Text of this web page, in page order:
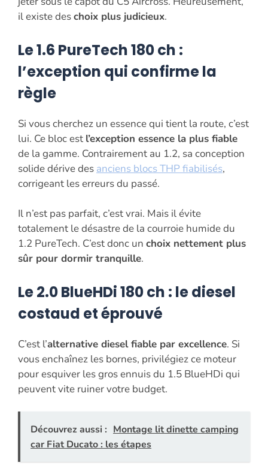
il existe deschoix plus judicieux.
Le 1.6 PureTech 180 ch :
l’exception qui confirme la
règle
Si vous cherchez un essence qui tient la route, c’est
lui. Ce bloc est l’exception essence la plus fiable
de la gamme. Contrairement au 1.2, sa conception
solide dérive des anciens blocs THP fiabilisés,
corrigeant les erreurs du passé.
Il n’est pas parfait, c’est vrai. Mais il évite
totalement le désastre de la courroie humide du
1.2 PureTech. C’est donc un choix nettement plus
sûr pour dormir tranquille.
Le 2.0 BlueHDi 180 ch : le diesel
costaud et éprouvé
C’est l’alternative diesel fiable par excellence. Si
vous enchaînez les bornes, privilégiez ce moteur
pour esquiver les gros ennuis du 1.5 BlueHDi qui
peuvent vite ruiner votre budget.
Découvrez aussi : Montage lit dinette camping
car Fiat Ducato : les étapes